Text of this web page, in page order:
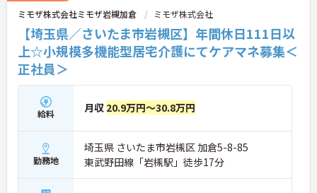
ミモザ株式会社ミモザ岩槻加倉 ミモザ株式会社
【埼玉県／さいたま市岩槻区】年間休日111日以
上☆小規模多機能型居宅介護にてケアマネ募集＜
正社員＞
給料 月収 20.9万円～30.8万円
勤務地
埼玉県 さいたま市岩槻区 加倉5-8-85
東武野田線「岩槻駅」徒歩17分